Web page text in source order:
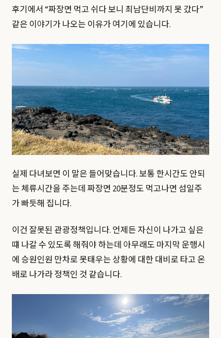
후기에서 “짜장면 먹고 쉬다 보니 최남단비까지 못 갔다”
같은 이야기가 나오는 이유가 여기에 있습니다.
실제 다녀보면 이 말은 들어맞습니다. 보통 한시간도 안되
는 체류시간을 주는데 짜장면 20분정도 먹고나면 섬일주
가 빠듯해 집니다.
이건 잘못된 관광정책입니다. 언제든 자신이 나가고 싶은
떄 나갈 수 있도록 해줘야 하는데 아무래도 마지막 운행시
에 승원인원 만차로 못태우는 상황에 대한 대비로 타고 온
배로 나가라 정책인 것 같습니다.